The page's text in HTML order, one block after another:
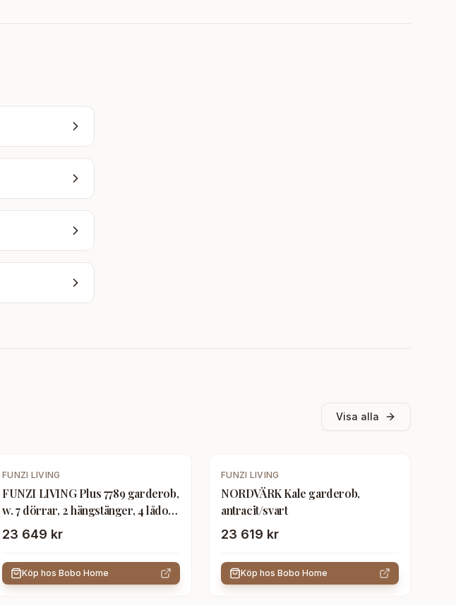
Visa alla
FUNZI LIVING
FUNZI LIVING Plus 7789 garderob,
w. 7 dörrar, 2 hängstänger, 4 lådor,
hyllor - vit melamin
23 649 kr
Köp hos Bobo Home
FUNZI LIVING
NORDVÄRK Kale garderob,
antracit/svart
23 619 kr
Köp hos Bobo Home